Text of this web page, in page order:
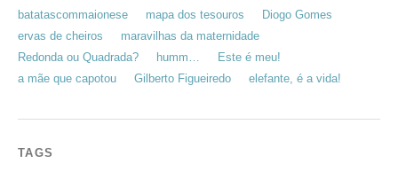
batatascommaionese mapa dos tesouros
Diogo Gomes
ervas de cheiros
maravilhas da maternidade
Redonda ou Quadrada?
humm…
Este é meu!
a mãe que capotou
Gilberto Figueiredo elefante, é a vida!
TAGS